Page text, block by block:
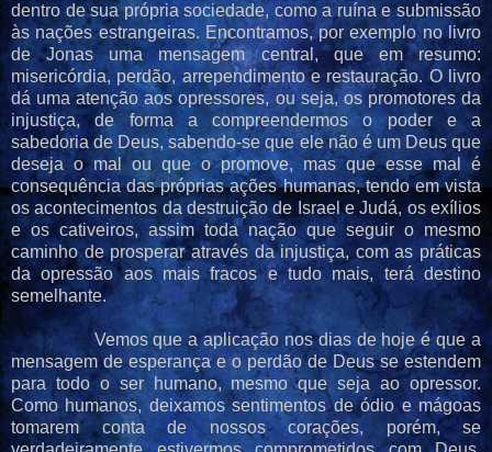
dentro de sua própria sociedade, como a ruína e submissão
às nações estrangeiras. Encontramos, por exemplo no livro
de Jonas uma mensagem central, que em resumo:
misericórdia, perdão, arrependimento e restauração. O livro
dá uma atenção aos opressores, ou seja, os promotores da
injustiça, de forma a compreendermos o poder e a
sabedoria de Deus, sabendo-se que ele não é um Deus que
deseja o mal ou que o promove, mas que esse mal é
consequência das próprias ações humanas, tendo em vista
os acontecimentos da destruição de Israel e Judá, os exílios
e os cativeiros, assim toda nação que seguir o mesmo
caminho de prosperar através da injustiça, com as práticas
da opressão aos mais fracos e tudo mais, terá destino
semelhante.
Vemos que a aplicação nos dias de hoje é que a
mensagem de esperança e o perdão de Deus se estendem
para todo o ser humano, mesmo que seja ao opressor.
Como humanos, deixamos sentimentos de ódio e mágoas
tomarem conta de nossos corações, porém, se